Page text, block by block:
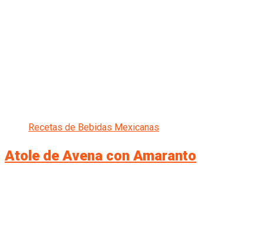
Recetas de Bebidas Mexicanas
Atole de Avena con Amaranto